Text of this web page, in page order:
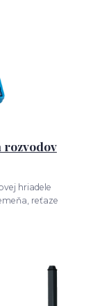
rozvodov
hriadele
reťaze